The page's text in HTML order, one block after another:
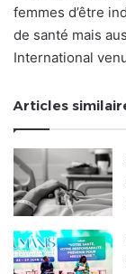
femmes d’être
de santé mais
International
Articles